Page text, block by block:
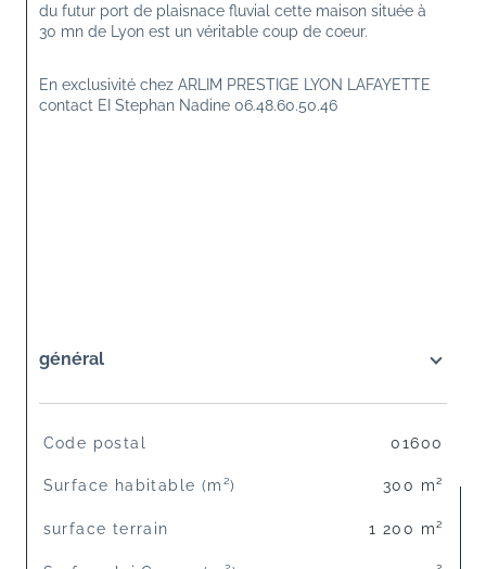
du futur port de plaisnace fluvial cette maison située à
30 mn de Lyon est un véritable coup de coeur.
En exclusivité chez ARLIM PRESTIGE LYON LAFAYETTE
contact EI Stephan Nadine 06.48.60.50.46
général
TRAD_SIROCCO_Caracteristique
Code postal 01600
Surface habitable (m²) 300 m²
surface terrain 1 200 m²